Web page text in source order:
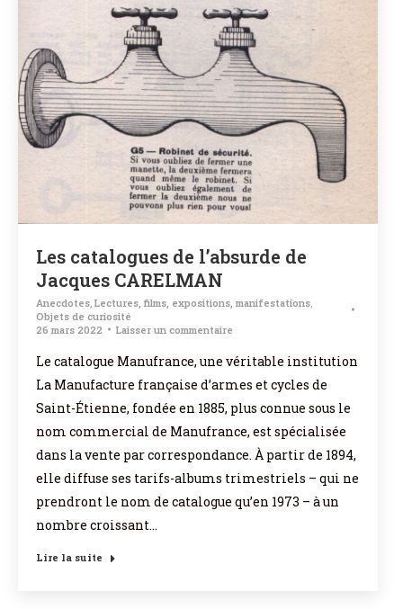
Les catalogues de l’absurde de
Jacques CARELMAN
Anecdotes Lectures, films, expositions, manifestations
Objets de curiosité
26 mars 2022
Laisser un commentaire
Le catalogue Manufrance, une véritable institution
La Manufacture française d’armes et cycles de
Saint-Étienne, fondée en 1885, plus connue sous le
nom commercial de Manufrance, est spécialisée
dans la vente par correspondance. À partir de 1894,
elle diffuse ses tarifs-albums trimestriels – qui ne
prendront le nom de catalogue qu’en 1973 – à un
nombre croissant…
Lire la suite